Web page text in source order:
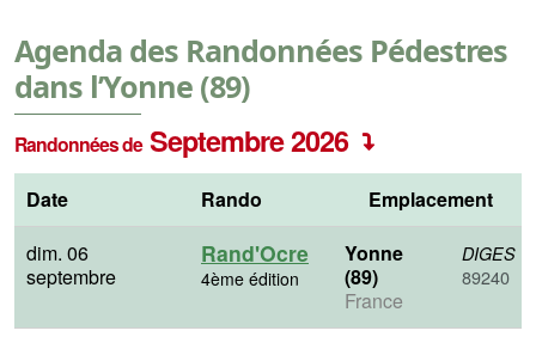
Agenda des Randonnées Pédestres
dans l’Yonne (89)
Randonnées de Septembre 2026
Date Rando
Emplacement
dim. 06
septembre
Rand'Ocre
4ème édition
Yonne
(89)
France
DIGES
89240